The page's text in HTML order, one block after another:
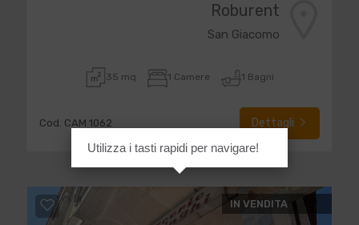
Roburent
San Giacomo
35 mq 1 Camere 1 Bagni
Cod. CAM 1062 Dettagli
IN VENDITA
Utilizza i tasti rapidi per navigare!